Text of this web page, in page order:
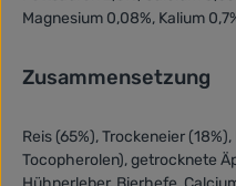
Magnesium 0,08%, Kalium
Zusammensetzung
Reis (65%), Trockeneier
Tocopherolen), getrocknete